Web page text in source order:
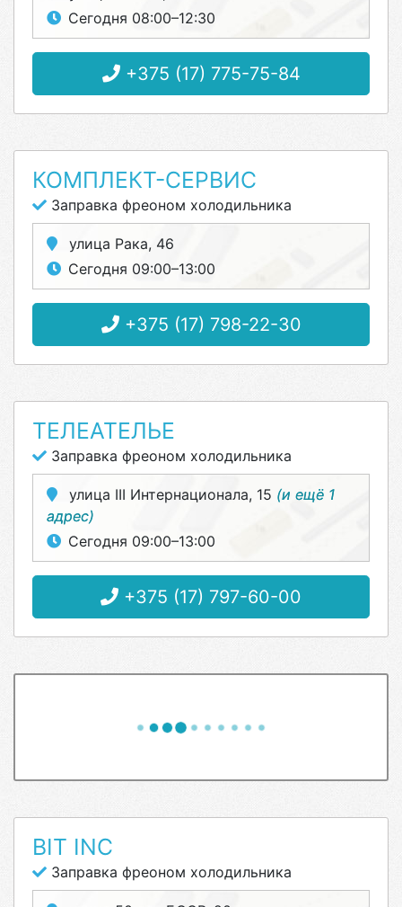
Сегодня 08:00–12:30
+375 (17) 775-75-84
КОМПЛЕКТ-СЕРВИС
Заправка фреоном холодильника
улица Рака, 46
Сегодня 09:00–13:00
+375 (17) 798-22-30
ТЕЛЕАТЕЛЬЕ
Заправка фреоном холодильника
улица III Интернационала, 15 (и ещё 1
адрес)
Сегодня 09:00–13:00
+375 (17) 797-60-00
BIT INC
Заправка фреоном холодильника